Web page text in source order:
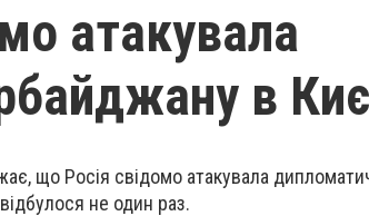
атакувала
в
що Росія свідомо атакувала
не один раз.